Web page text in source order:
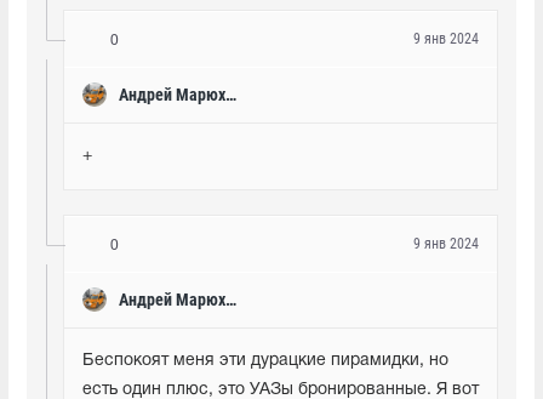
0
Андрей Марюхин
9 янв 2024
+
0
Андрей Марюхин
9 янв 2024
Беспокоят меня эти дурацкие пирамидки, но
есть один плюс, это УАЗы бронированные. Я вот